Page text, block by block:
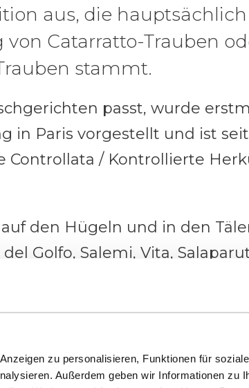
zu personalisieren, Funktionen für
Außerdem geben wir Informationen zu
aus, die
Catarratto-Trauben
stammt.
passt, wurde
in Paris vorgestellt und ist seit
Controllata / Kontrollierte
den Hügeln und in den
Golfo, Salemi, Vita,
Palizzolo erzeugt und